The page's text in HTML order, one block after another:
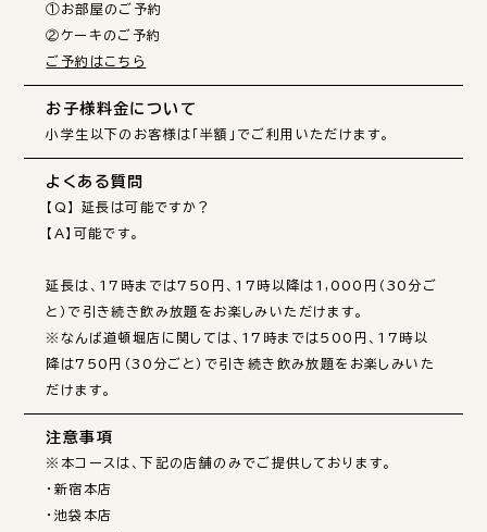
①お部屋のご予約
ご予約はこちら
お子様料金について
小学生以下のお客様は「半額」でご利用いただけます。
よくある質問
【Q】 延長は可能ですか？
【A】可能です。
延長は、17時までは750円、17時以降は1,000円（30分ご
と）で引き続き飲み放題をお楽しみいただけます。
※なんば道頓堀店に関しては、17時までは500円、17時以
降は750円（30分ごと）で引き続き飲み放題をお楽しみいた
だけます。
注意事項
※本コースは、下記の店舗のみでご提供しております。
・新宿本店
・池袋本店